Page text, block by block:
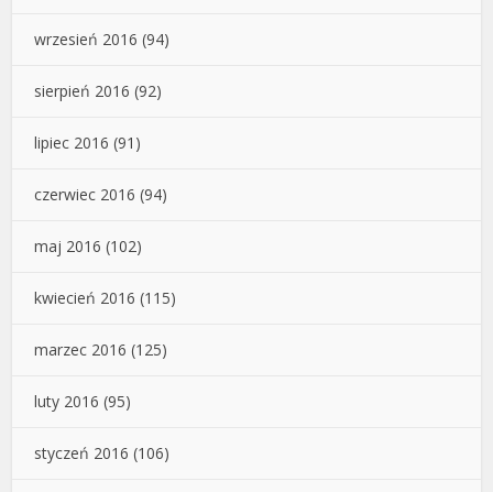
wrzesień 2016 (94)
sierpień 2016 (92)
lipiec 2016 (91)
czerwiec 2016 (94)
maj 2016 (102)
kwiecień 2016 (115)
marzec 2016 (125)
luty 2016 (95)
styczeń 2016 (106)